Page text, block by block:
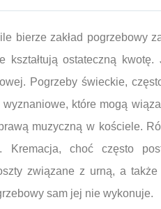
bierze zakład pogrzebowy
kształtują ostateczną
Pogrzeby świeckie,
które mogą
muzyczną w kościele.
Kremacja, choć często
związane z urną, a
sam jej nie wykonuje.